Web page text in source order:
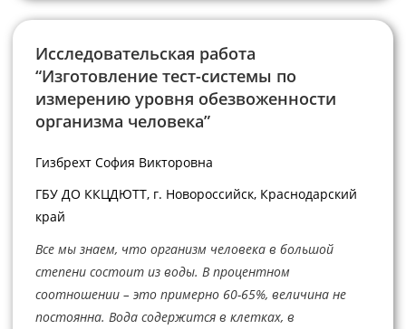
Исследовательская работа
“Изготовление тест-системы по
измерению уровня обезвоженности
организма человека”
Гизбрехт София Викторовна
ГБУ ДО ККЦДЮТТ, г. Новороссийск, Краснодарский
край
Все мы знаем, что организм человека в большой
степени состоит из воды. В процентном
соотношении – это примерно 60-65%, величина не
постоянна. Вода содержится в клетках, в